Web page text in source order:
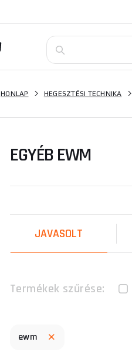
HONLAP HEGESZTÉSI TECHNIKA
EGYÉB EWM
JAVASOLT
Termékek szűrése:
ewm